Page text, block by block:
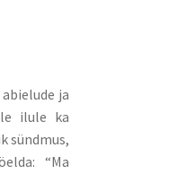
ja
ilule ka
sündmus,
“Ma